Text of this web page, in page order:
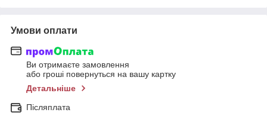
Умови оплати
Ви отримаєте замовлення
або гроші повернуться на вашу картку
Детальніше
Післяплата